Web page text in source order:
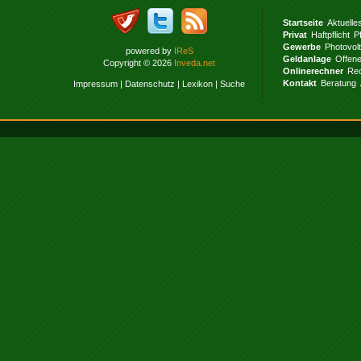
powered by IReS
Copyright © 2026 Inveda.net
Impressum | Datenschutz | Lexikon | Suche
Startseite
Privat Haftpflicht
Gewerbe
Geldanlage
Onlinerechner
Kontakt Beratung